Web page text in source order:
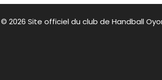
© 2026 Site officiel du club de Handball